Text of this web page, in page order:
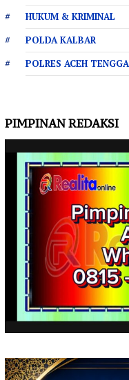
HUKUM & KRIMINAL
POLDA KALBAR
POLRES ACEH
PIMPINAN REDAKSI